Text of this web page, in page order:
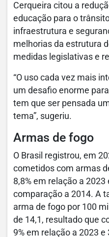
Cerqueira citou a
educação para o
infraestrutura e
melhorias da estrutura
medidas legislativas e
“O uso cada vez mais
um desafio enorme
tem que ser pensada
tema”, sugeriu.
Armas de fogo
O Brasil registrou, em
cometidos com armas
8,8% em relação a 2023
comparação a 2014. A
arma de fogo por 100
de 14,1, resultado que
9% em relação a 2023